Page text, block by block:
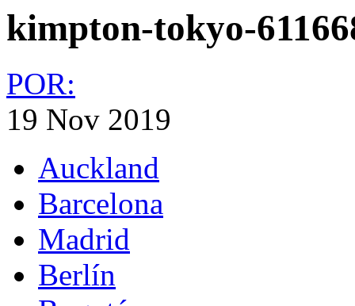
kimpton-tokyo-
POR:
19 Nov 2019
Auckland
Barcelona
Madrid
Berlín